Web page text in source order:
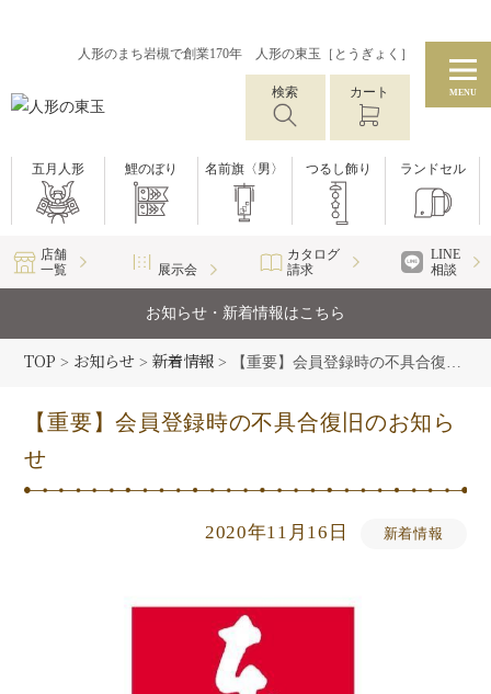
人形のまち岩槻で創業170年 人形の東玉［とうぎょく］
検索 カート MENU
五月人形 鯉のぼり 名前旗〈男〉 つるし飾り ランドセル
店舗
一覧
展示会
カタログ
請求
LINE
相談
お知らせ・新着情報はこちら
TOP > お知らせ >新着情報 > 【重要】会員登録時の不具合復旧のお知らせ
【重要】会員登録時の不具合復旧のお知ら
せ
2020年11月16日 新着情報